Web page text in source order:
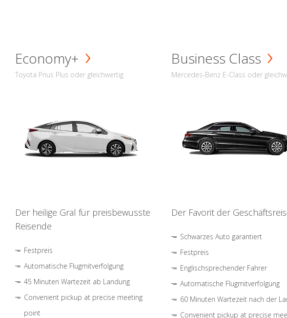
Economy+
Toyota Prius Plus oder gleichwertig
Der heilige Gral für preisbewusste
Reisende
Festpreis
Automatische Flugmitverfolgung
45 Minuten Wartezeit ab Landung
Convenient pickup at precise meeting
point
Business Class
Mercedes-Benz E-Class oder
Der Favorit der
Schwarzes Auto garantiert
Festpreis
Englischsprechender Fahrer
Automatische Flugmitverfolgung
60 Minuten Wartezeit nach der
Convenient pickup at precise